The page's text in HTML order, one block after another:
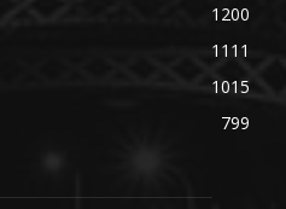
1200
1111
1015
799